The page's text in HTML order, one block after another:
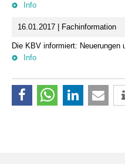
Info
16.01.2017 | Fachinformation
Die KBV informiert: Neuerungen
Info